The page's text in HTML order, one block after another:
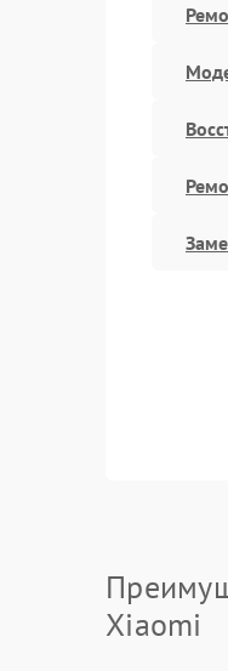
Xiaomi